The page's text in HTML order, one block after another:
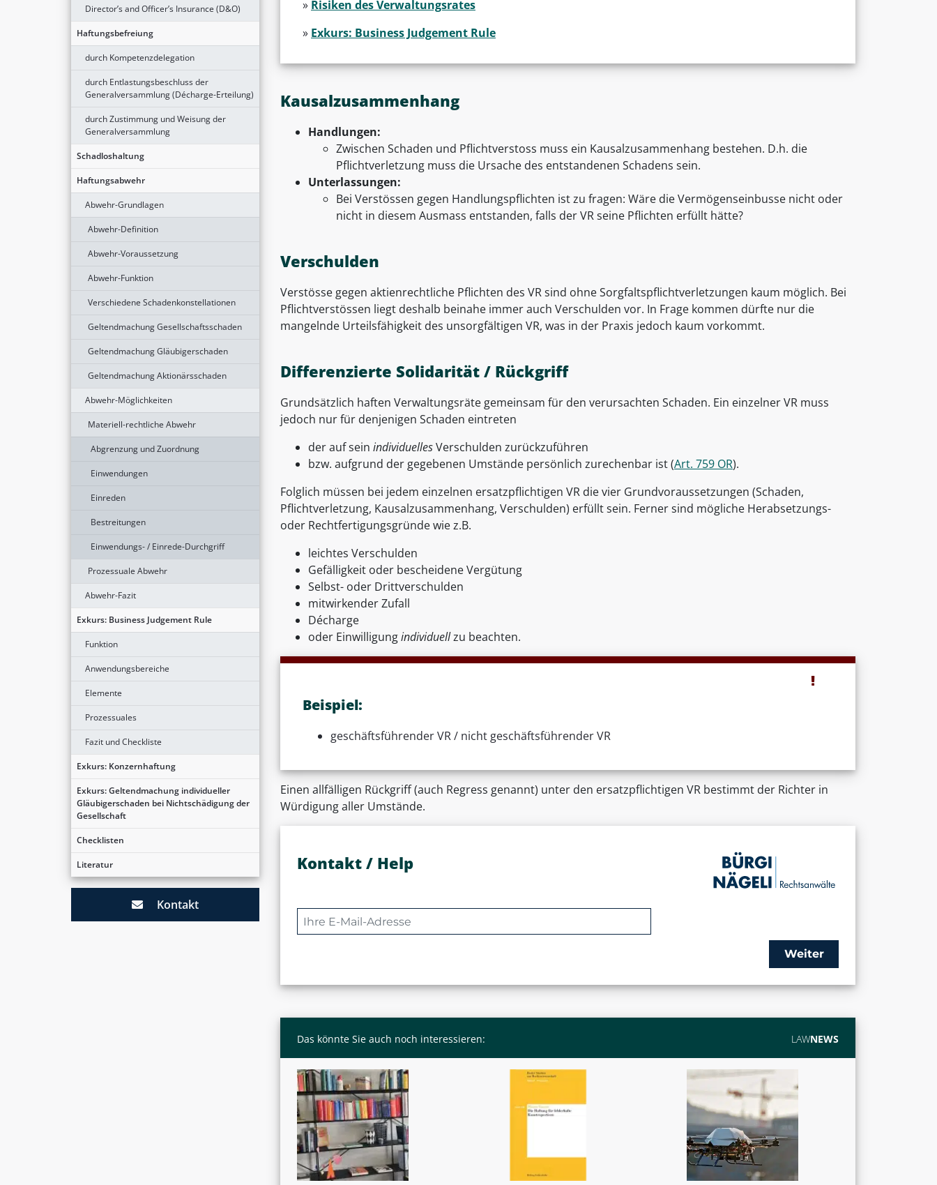
Director’s and Officer’s Insurance (D&O)
Haftungsbefreiung
durch Kompetenzdelegation
durch Entlastungsbeschluss der
Generalversammlung (Décharge-Erteilung)
durch Zustimmung und Weisung der
Generalversammlung
Schadloshaltung
Haftungsabwehr
Abwehr-Grundlagen
Abwehr-Definition
Abwehr-Voraussetzung
Abwehr-Funktion
Verschiedene Schadenkonstellationen
Geltendmachung Gesellschaftsschaden
Geltendmachung Gläubigerschaden
Geltendmachung Aktionärsschaden
Abwehr-Möglichkeiten
Materiell-rechtliche Abwehr
Abgrenzung und Zuordnung
Einwendungen
Einreden
Bestreitungen
Einwendungs- / Einrede-Durchgriff
Prozessuale Abwehr
Abwehr-Fazit
Exkurs: Business Judgement Rule
Funktion
Anwendungsbereiche
Elemente
Prozessuales
Fazit und Checkliste
Exkurs: Konzernhaftung
Exkurs: Geltendmachung individueller
Gläubigerschaden bei Nichtschädigung der
Gesellschaft
Checklisten
Literatur
Kontakt
» Risiken des Verwaltungsrates
» Exkurs: Business Judgement Rule
Kausalzusammenhang
Handlungen:
Zwischen Schaden und Pflichtverstoss muss ein Kausalzusammenhang bestehen. D.h. die
Pflichtverletzung muss die Ursache des entstandenen Schadens sein.
Unterlassungen:
Bei Verstössen gegen Handlungspflichten ist zu fragen: Wäre die Vermögenseinbusse nicht oder
nicht in diesem Ausmass entstanden, falls der VR seine Pflichten erfüllt hätte?
Verschulden
Verstösse gegen aktienrechtliche Pflichten des VR sind ohne Sorgfaltspflichtverletzungen kaum möglich. Bei
Pflichtverstössen liegt deshalb beinahe immer auch Verschulden vor. In Frage kommen dürfte nur die
mangelnde Urteilsfähigkeit des unsorgfältigen VR, was in der Praxis jedoch kaum vorkommt.
Differenzierte Solidarität / Rückgriff
Grundsätzlich haften Verwaltungsräte gemeinsam für den verursachten Schaden. Ein einzelner VR muss
jedoch nur für denjenigen Schaden eintreten
der auf sein individuellesVerschulden zurückzuführen
bzw. aufgrund der gegebenen Umstände persönlich zurechenbar ist (Art. 759 OR).
Folglich müssen bei jedem einzelnen ersatzpflichtigen VR die vier Grundvoraussetzungen (Schaden,
Pflichtverletzung, Kausalzusammenhang, Verschulden) erfüllt sein. Ferner sind mögliche Herabsetzungs-
oder Rechtfertigungsgründe wie z.B.
leichtes Verschulden
Gefälligkeit oder bescheidene Vergütung
Selbst- oder Drittverschulden
mitwirkender Zufall
Décharge
oder Einwilligungindividuellzu beachten.
Beispiel:
geschäftsführender VR / nicht geschäftsführender VR
Einen allfälligen Rückgriff (auch Regress genannt) unter den ersatzpflichtigen VR bestimmt der Richter in
Würdigung aller Umstände.
Kontakt / Help
Weiter
Das könnte Sie auch noch interessieren: LAWNEWS